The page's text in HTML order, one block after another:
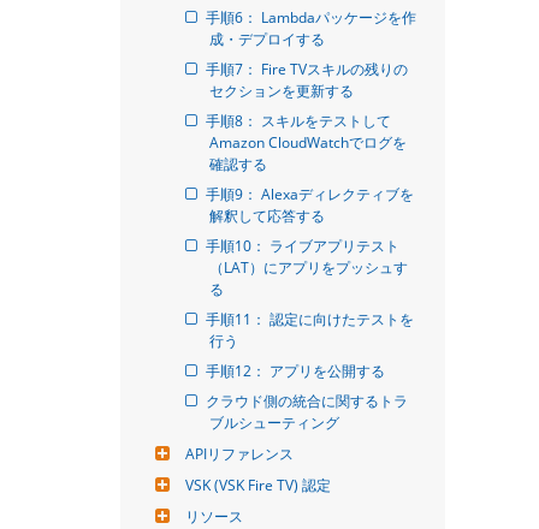
手順6： Lambdaパッケージを作
成・デプロイする
手順7： Fire TVスキルの残りの
セクションを更新する
手順8： スキルをテストして
Amazon CloudWatchでログを
確認する
手順9： Alexaディレクティブを
解釈して応答する
手順10： ライブアプリテスト
（LAT）にアプリをプッシュす
る
手順11： 認定に向けたテストを
行う
手順12： アプリを公開する
クラウド側の統合に関するトラ
ブルシューティング
APIリファレンス
VSK (VSK Fire TV) 認定
リソース